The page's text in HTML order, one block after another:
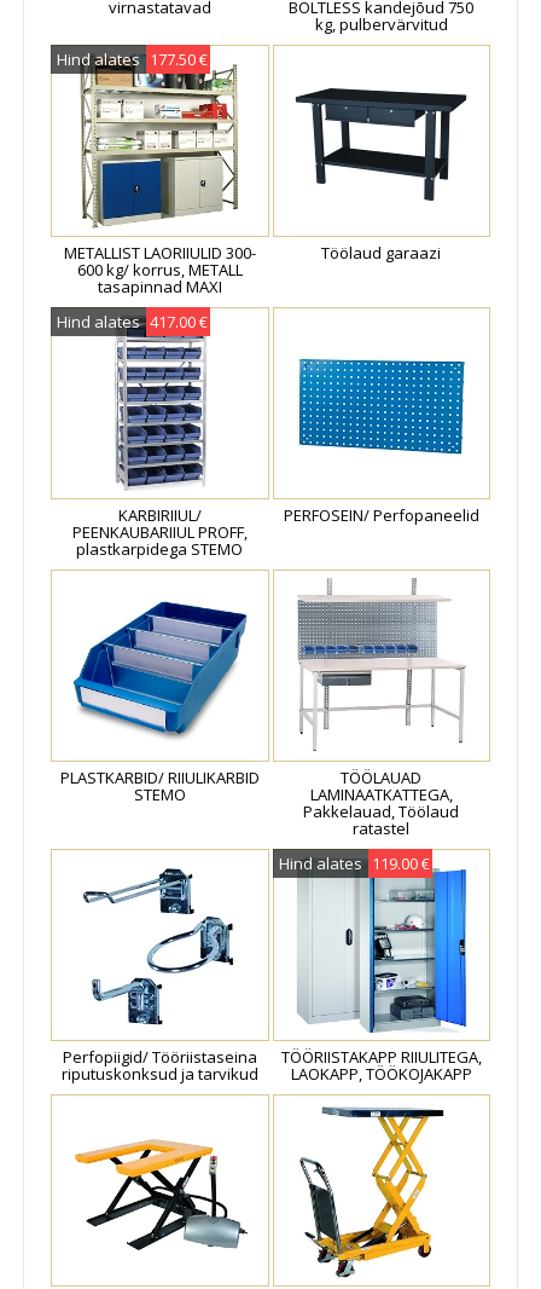
virnastatavad BOLTLESS kandejõud 750
kg, pulbervärvitud
Hind alates 177.50 €
METALLIST LAORIIULID 300-
600 kg/ korrus, METALL
tasapinnad MAXI
Töölaud garaazi
Hind alates 417.00 €
KARBIRIIUL/
PEENKAUBARIIUL PROFF,
plastkarpidega STEMO
PERFOSEIN/ Perfopaneelid
PLASTKARBID/ RIIULIKARBID
STEMO
TÖÖLAUAD
LAMINAATKATTEGA,
Pakkelauad, Töölaud
ratastel
Perfopiigid/ Tööriistaseina
riputuskonksud ja tarvikud
Hind alates 119.00 €
TÖÖRIISTAKAPP RIIULITEGA,
LAOKAPP, TÖÖKOJAKAPP